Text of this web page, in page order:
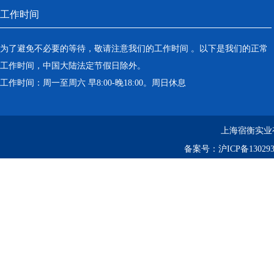
工作时间
为了避免不必要的等待，敬请注意我们的工作时间 。以下是我们的正常
工作时间，中国大陆法定节假日除外。
工作时间：周一至周六 早8:00-晚18:00。周日休息
上海宿衡实
备案号： 沪ICP备